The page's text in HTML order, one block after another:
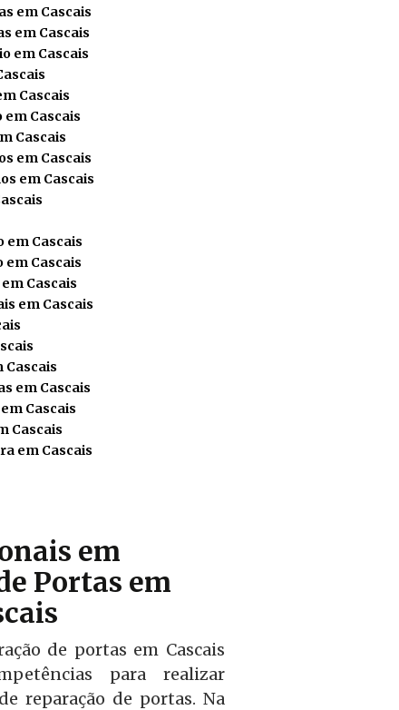
em Cascais
em Cascais
em Cascais
Cascais
Cascais
Cascais
em Cascais
em Cascais
em Cascais
em Cascais
Cascais
em Cascais
Cascais
em Cascais
Cascais
Cascais
em Cascais
em
Portas em
de portas em Cascais
para realizar
reparação de portas. Na